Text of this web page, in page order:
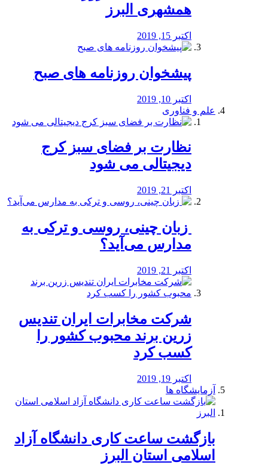
همشهری البرز
اکتبر 15, 2019
پیشخوان روزنامه های صبح
اکتبر 10, 2019
علم و فناوری
نظارت بر فضای سبز کرج
دیجیتالی می شود
اکتبر 21, 2019
️ زبان چینی، روسی و ترکی به
مدارس می‌آید؟
اکتبر 21, 2019
شرکت مخابرات ایران تندیس
زرین برند محبوب کشور را
کسب کرد
اکتبر 19, 2019
آزمایشگاه ها
بازگشت ساعت کاری دانشگاه آزاد
اسلامی استان البرز